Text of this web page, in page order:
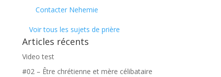
Contacter Nehemie
Voir tous les sujets de prière
Articles récents
Video test
#02 – Être chrétienne et mère célibataire